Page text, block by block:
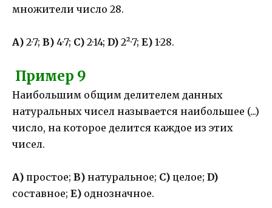
множители число 28.
А) 2·7; В) 4·7; С) 2·14; D) 2²·7; Е) 1·28.
Пример 9
Наибольшим общим делителем данных
натуральных чисел называется наибольшее (...)
число, на которое делится каждое из этих
чисел.
А) простое; В) натуральное; С) целое; D)
составное; Е) однозначное.